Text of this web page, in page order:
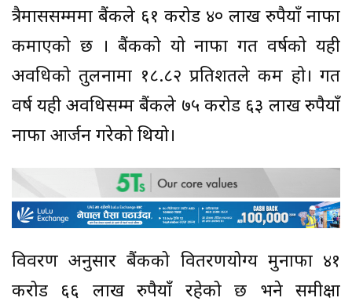
त्रैमाससम्ममा बैंकले ६१ करोड ४० लाख रुपैयाँ नाफा
कमाएको छ । बैंकको यो नाफा गत वर्षको यही
अवधिको तुलनामा १८.८२ प्रतिशतले कम हो। गत
वर्ष यही अवधिसम्म बैंकले ७५ करोड ६३ लाख रुपैयाँ
नाफा आर्जन गरेको थियो।
विवरण अनुसार बैंकको वितरणयोग्य मुनाफा ४१
करोड ६६ लाख रुपैयाँ रहेको छ भने समीक्षा